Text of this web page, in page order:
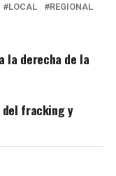
LOCAL
REGIONAL
la derecha de la
del fracking y